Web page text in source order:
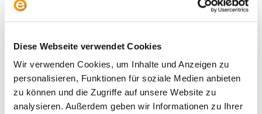
Diese Webseite verwendet Cookies
Wir verwenden Cookies, um Inhalte und Anzeigen zu
personalisieren, Funktionen für soziale Medien anbieten
zu können und die Zugriffe auf unsere Website zu
analysieren. Außerdem geben wir Informationen zu Ihrer
Archive
2026
2025